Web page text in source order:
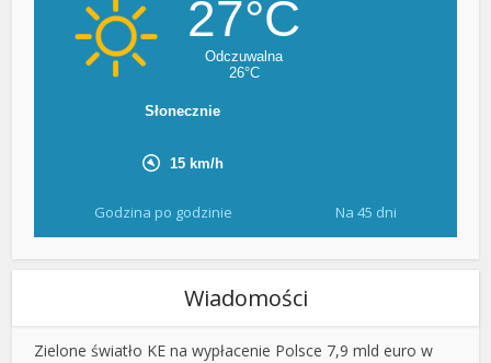
Godzina po godzinie Na 45 dni
Wiadomości
Zielone światło KE na wypłacenie Polsce 7,9 mld euro w